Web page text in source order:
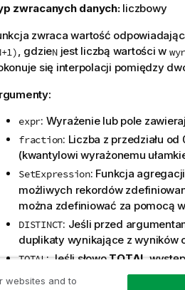
w
a
zwracanych danych: liczbowy
zwraca wartość
, gdzieNjest liczbą wartości w
się interpolacji pomiędzy
expr: Wyrażenie lub pole
fraction: Liczba z przedziału
(kwantylowi wyrażonemu
SetExpression: Funkcja
możliwych rekordów
można zdefiniować za pomocą
DISTINCT: Jeśli przed
duplikaty wynikające z wyników
TOTAL: Jeśli słowoTOTAL
jest wykonywane względem
websites and to